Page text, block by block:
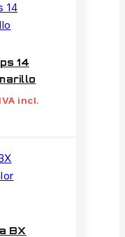
14
IVA incl.
BX